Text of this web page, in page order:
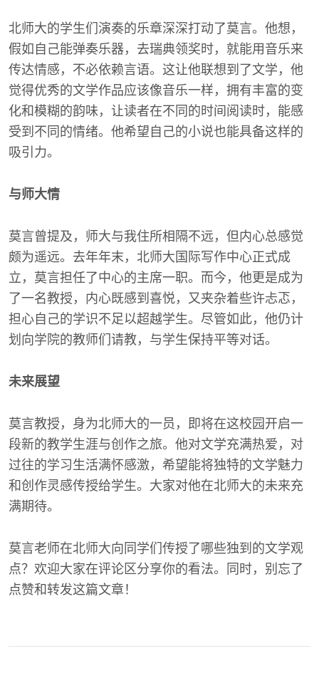
北师大的学生们演奏的乐章深深打动了莫言。他想，
假如自己能弹奏乐器，去瑞典领奖时，就能用音乐来
传达情感，不必依赖言语。这让他联想到了文学，他
觉得优秀的文学作品应该像音乐一样，拥有丰富的变
化和模糊的韵味，让读者在不同的时间阅读时，能感
受到不同的情绪。他希望自己的小说也能具备这样的
吸引力。
与师大情
莫言曾提及，师大与我住所相隔不远，但内心总感觉
颇为遥远。去年年末，北师大国际写作中心正式成
立，莫言担任了中心的主席一职。而今，他更是成为
了一名教授，内心既感到喜悦，又夹杂着些许忐忑，
担心自己的学识不足以超越学生。尽管如此，他仍计
划向学院的教师们请教，与学生保持平等对话。
未来展望
莫言教授，身为北师大的一员，即将在这校园开启一
段新的教学生涯与创作之旅。他对文学充满热爱，对
过往的学习生活满怀感激，希望能将独特的文学魅力
和创作灵感传授给学生。大家对他在北师大的未来充
满期待。
莫言老师在北师大向同学们传授了哪些独到的文学观
点？欢迎大家在评论区分享你的看法。同时，别忘了
点赞和转发这篇文章！